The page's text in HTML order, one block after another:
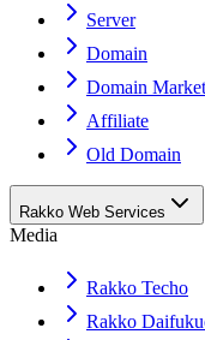
Server
Domain
Domain Market
Affiliate
Old Domain
Rakko Web Services
Media
Rakko Techo
Rakko